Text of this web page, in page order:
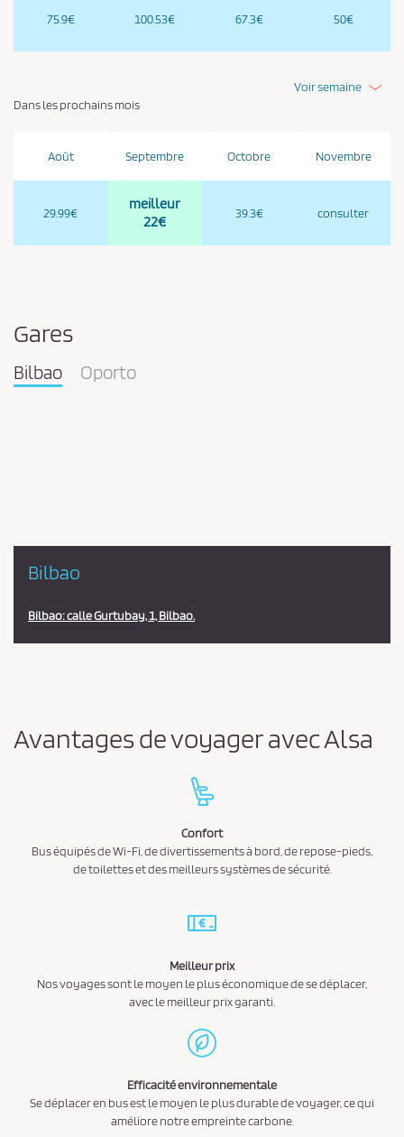
75.9€ 100.53€ 67.3€ 50€
Voir semaine
Dans les prochains mois
Août
29.99€
Septembre
meilleur
22€
Octobre
39.3€
Novembre
consulter
Gares
Bilbao Oporto
Bilbao
Bilbao: calle Gurtubay, 1, Bilbao.
Avantages de voyager avec Alsa
Confort
Bus équipés de Wi-Fi, de divertissements à bord, de repose-pieds,
de toilettes et des meilleurs systèmes de sécurité.
Meilleur prix
Nos voyages sont le moyen le plus économique de se déplacer,
avec le meilleur prix garanti.
Efficacité environnementale
Se déplacer en bus est le moyen le plus durable de voyager, ce qui
améliore notre empreinte carbone.